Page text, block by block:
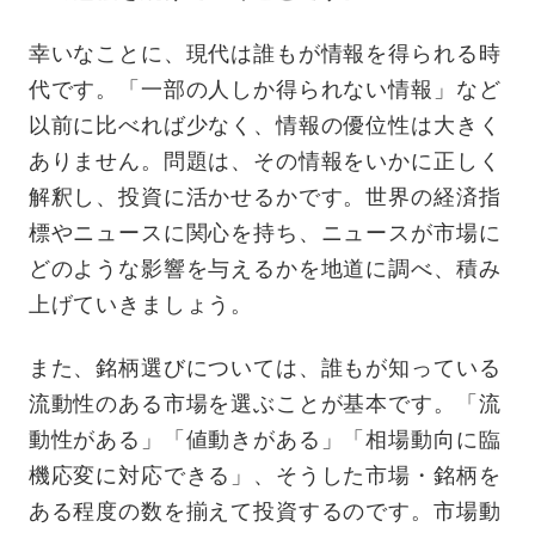
幸いなことに、現代は誰もが情報を得られる時
代です。「一部の人しか得られない情報」など
以前に比べれば少なく、情報の優位性は大きく
ありません。問題は、その情報をいかに正しく
解釈し、投資に活かせるかです。世界の経済指
標やニュースに関心を持ち、ニュースが市場に
どのような影響を与えるかを地道に調べ、積み
上げていきましょう。
また、銘柄選びについては、誰もが知っている
流動性のある市場を選ぶことが基本です。「流
動性がある」「値動きがある」「相場動向に臨
機応変に対応できる」、そうした市場・銘柄を
ある程度の数を揃えて投資するのです。市場動